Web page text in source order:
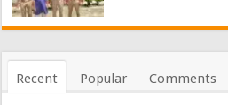
Recent Popular Comments